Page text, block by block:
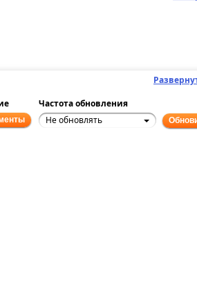
Частота обновления
Не обновлять